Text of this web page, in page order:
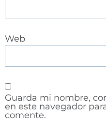
Web
Guarda mi nombre,
en este navegador
comente.